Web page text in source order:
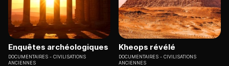
Enquêtes archéologiques
DOCUMENTAIRES
CIVILISATIONS
ANCIENNES
Kheops révélé
DOCUMENTAIRES
CIVILISATIONS
ANCIENNES